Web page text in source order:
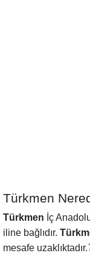
Türkmen
Türkmen İç
iline bağlıdır.
mesafe uzaklıktadır.